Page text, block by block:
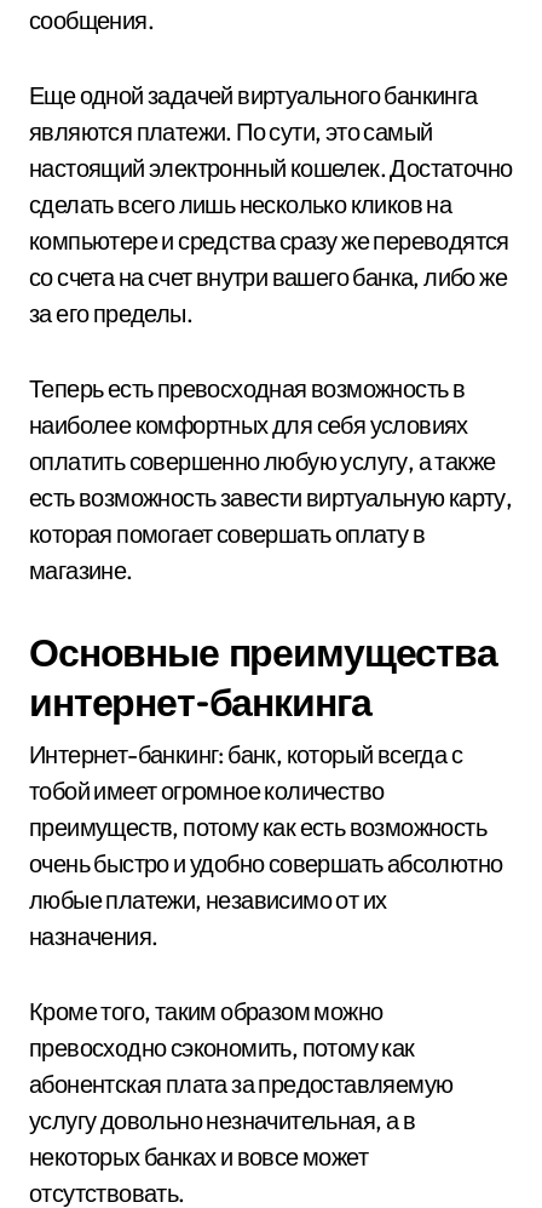
сообщения.
Еще одной задачей виртуального банкинга
являются платежи. По сути, это самый
настоящий электронный кошелек. Достаточно
сделать всего лишь несколько кликов на
компьютере и средства сразу же переводятся
со счета на счет внутри вашего банка, либо же
за его пределы.
Теперь есть превосходная возможность в
наиболее комфортных для себя условиях
оплатить совершенно любую услугу, а также
есть возможность завести виртуальную карту,
которая помогает совершать оплату в
магазине.
Основные преимущества
интернет-банкинга
Интернет-банкинг: банк, который всегда с
тобой имеет огромное количество
преимуществ, потому как есть возможность
очень быстро и удобно совершать абсолютно
любые платежи, независимо от их
назначения.
Кроме того, таким образом можно
превосходно сэкономить, потому как
абонентская плата за предоставляемую
услугу довольно незначительная, а в
некоторых банках и вовсе может
отсутствовать.